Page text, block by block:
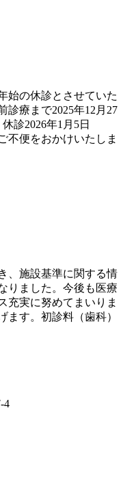
始の休診とさせていた
診療まで2025年12月27
診2026年1月5日
不便をおかけいたしま
、施設基準に関する情
りました。今後も医療
充実に努めてまいりま
ます。初診料（歯科）
4